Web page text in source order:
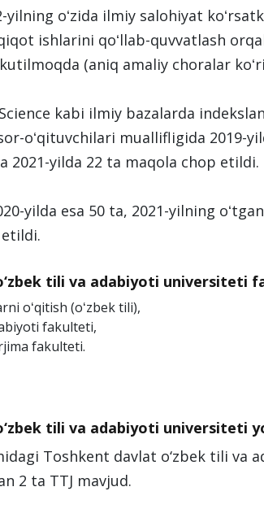
oʻzida ilmiy salohiyat
ishlarini qoʻllab-quvvatlash
(aniq amaliy choralar
kabi ilmiy bazalarda
oʻqituvchilari muallifligida 2019-
2021-yilda 22 ta maqola chop etildi.
yilda esa 50 ta, 2021-yilning
tili va adabiyoti universiteti
oʻqitish (oʻzbek tili),
fakulteti,
fakulteti.
tili va adabiyoti universiteti
Toshkent davlat o‘zbek tili va
2 ta TTJ mavjud.